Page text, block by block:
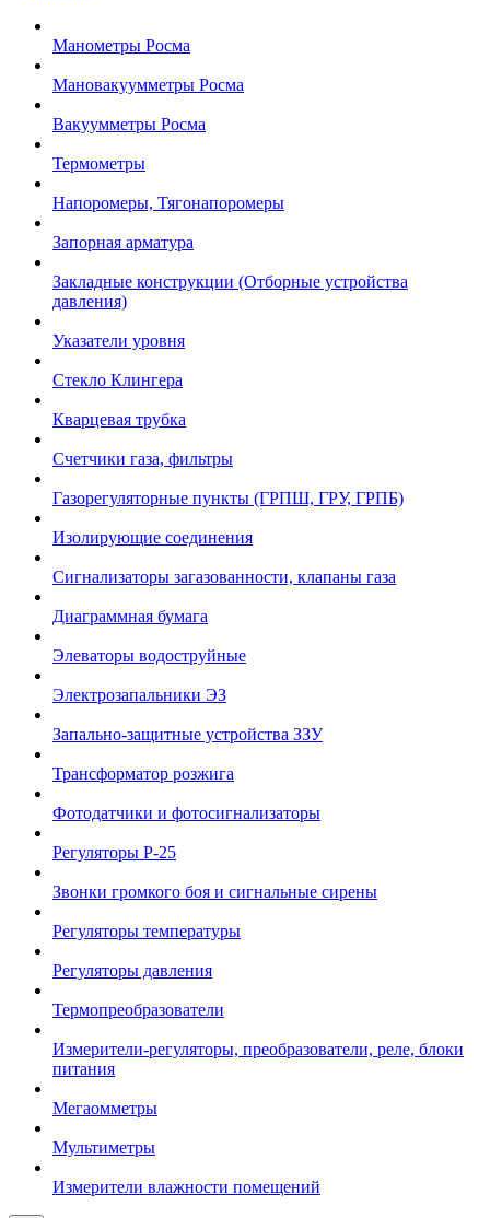
Манометры Росма
Мановакуумметры Росма
Вакуумметры Росма
Термометры
Напоромеры, Тягонапоромеры
Запорная арматура
Закладные конструкции (Отборные устройства
давления)
Указатели уровня
Стекло Клингера
Кварцевая трубка
Счетчики газа, фильтры
Газорегуляторные пункты (ГРПШ, ГРУ, ГРПБ)
Изолирующие соединения
Сигнализаторы загазованности, клапаны газа
Диаграммная бумага
Элеваторы водоструйные
Электрозапальники ЭЗ
Запально-защитные устройства ЗЗУ
Трансформатор розжига
Фотодатчики и фотосигнализаторы
Регуляторы Р-25
Звонки громкого боя и сигнальные сирены
Регуляторы температуры
Регуляторы давления
Термопреобразователи
Измерители-регуляторы, преобразователи, реле, блоки
питания
Мегаомметры
Мультиметры
Измерители влажности помещений